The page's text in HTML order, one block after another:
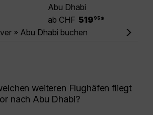
Abu Dhabi
ab CHF 519 95 *
» Abu Dhabi buchen
weiteren Flughäfen fliegt
nach Abu Dhabi?